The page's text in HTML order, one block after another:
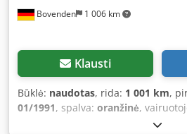
Bovenden 1 006 km
Klausti
Būklė: naudotas, rida: 1 001 km,
01/1991, spalva: oranžinė,
, Gamybos